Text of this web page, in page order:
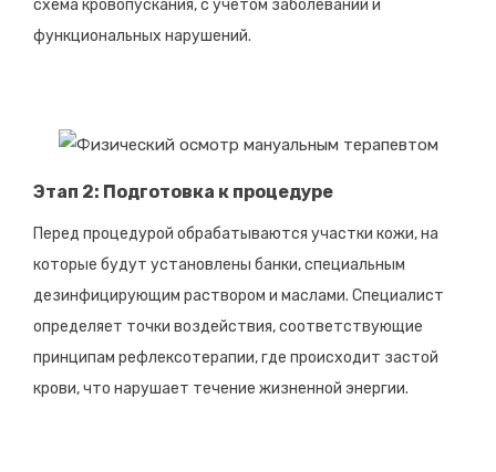
схема кровопускания, с учетом заболеваний и
функциональных нарушений.
Этап 2: Подготовка к процедуре
Перед процедурой обрабатываются участки кожи, на
которые будут установлены банки, специальным
дезинфицирующим раствором и маслами. Специалист
определяет точки воздействия, соответствующие
принципам рефлексотерапии, где происходит застой
крови, что нарушает течение жизненной энергии.